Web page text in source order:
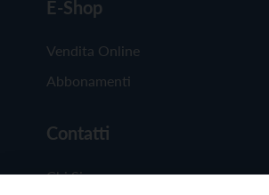
E-Shop
Vendita Online
Abbonamenti
Contatti
Chi Siamo